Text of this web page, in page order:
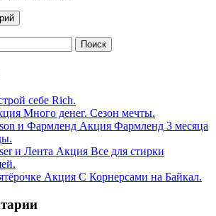
себе Rich.
Много денег. Сезон мечты.
и Фармленд Акция Фармленд 3 месяца
и Лента Акция Все для стирки
Акция С Корнерсами на Байкал.